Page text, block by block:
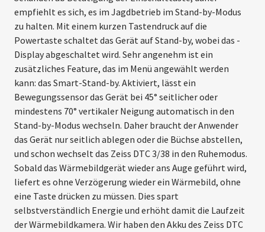
empfiehlt es sich, es im Jagdbetrieb im Stand-by-Modus
zu halten. Mit einem kurzen Tastendruck auf die
Powertaste schaltet das Gerät auf Stand-by, wobei das ­
Display abgeschaltet wird. Sehr angenehm ist ein
zusätzliches Feature, das im Menü angewählt werden
kann: das Smart-Stand-by. Aktiviert, lässt ein
Bewegungssensor das Gerät bei 45° seitlicher oder
mindestens 70° vertikaler Neigung automatisch in den
Stand-by-Modus wechseln. Daher braucht der Anwender
das Gerät nur seitlich ablegen oder die Büchse abstellen,
und schon ­wechselt das Zeiss DTC 3/38 in den ­Ruhemodus.
Sobald das Wärmebild­gerät wieder ans Auge geführt wird,
liefert es ohne Verzögerung wieder ein Wärmebild, ohne
eine Taste drücken zu müssen. Dies spart
selbstverständlich Energie und erhöht damit die Laufzeit
der ­Wärmebildkamera. Wir haben den Akku des Zeiss DTC